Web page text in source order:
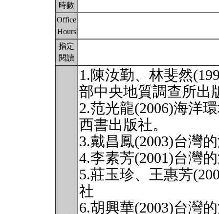
時數
Office
Hours
指定
閱讀
1.陳汝勤、林斐然
部中央地質調查所出
2.范光龍(2006)海洋
西書出版社。
3.戴昌鳳(2003)台灣
4.李素芳(2001)台灣
5.莊玉珍、王惠芳
社
6.胡興華(2003)台灣